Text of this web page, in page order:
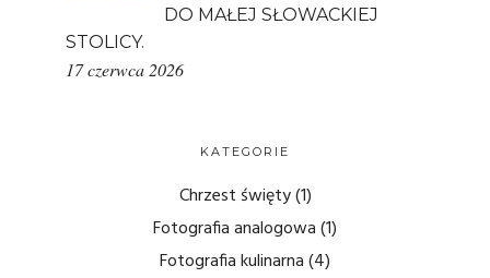
DO MAŁEJ SŁOWACKIEJ
STOLICY.
17 czerwca 2026
KATEGORIE
Chrzest święty(1)
Fotografia analogowa(1)
Fotografia kulinarna(4)